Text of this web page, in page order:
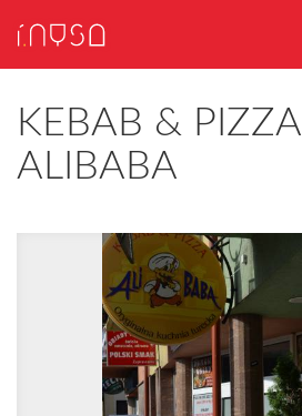
KEBAB & PIZZA
ALIBABA